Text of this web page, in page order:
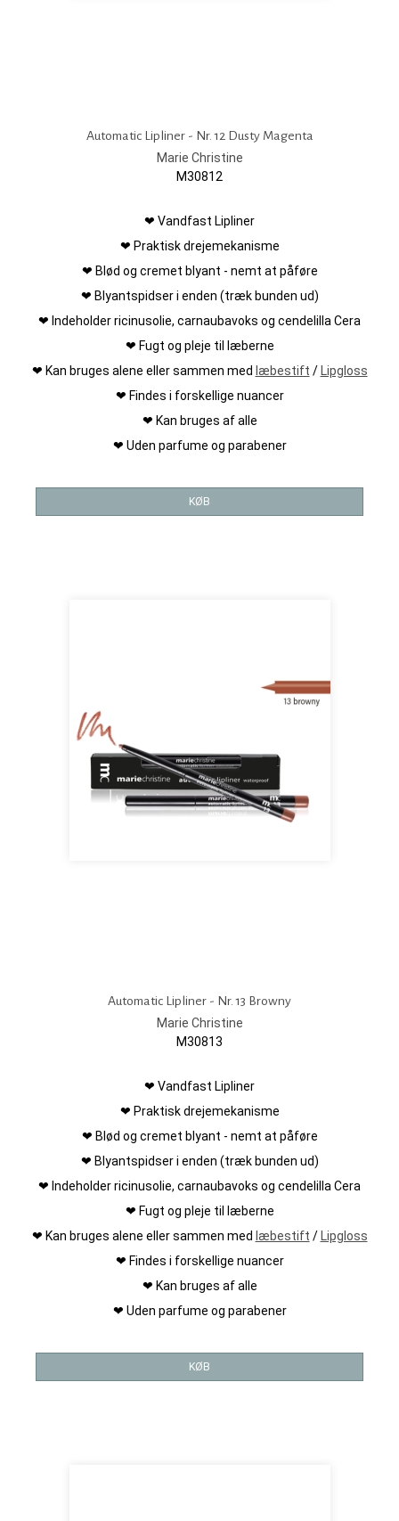
Automatic Lipliner - Nr. 12 Dusty Magenta
Marie Christine
M30812
❤ Vandfast Lipliner
❤ Praktisk drejemekanisme
❤ Blød og cremet blyant - nemt at påføre
❤ Blyantspidser i enden (træk bunden ud)
❤ Indeholder ricinusolie, carnaubavoks og cendelilla Cera
❤ Fugt og pleje til læberne
❤ Kan bruges alene eller sammen med læbestift / Lipgloss
❤ Findes i forskellige nuancer
❤ Kan bruges af alle
❤ Uden parfume og parabener
KØB
Automatic Lipliner - Nr. 13 Browny
Marie Christine
M30813
❤ Vandfast Lipliner
❤ Praktisk drejemekanisme
❤ Blød og cremet blyant - nemt at påføre
❤ Blyantspidser i enden (træk bunden ud)
❤ Indeholder ricinusolie, carnaubavoks og cendelilla Cera
❤ Fugt og pleje til læberne
❤ Kan bruges alene eller sammen med læbestift / Lipgloss
❤ Findes i forskellige nuancer
❤ Kan bruges af alle
❤ Uden parfume og parabener
KØB